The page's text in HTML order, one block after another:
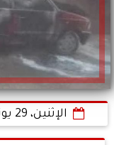
الإثنين، 29 يونيو 2026